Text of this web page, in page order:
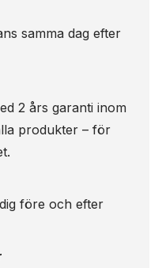
samma dag efter
2 års garanti inom
produkter – för
före och efter